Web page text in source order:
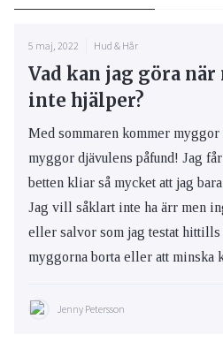
5 maj, 2022 Hud & Hår
Vad kan jag göra
inte hjälper?
Med sommaren kommer
myggor djävulens påfund! Jag
betten kliar så mycket att jag
Jag vill såklart inte ha ärr men
eller salvor som jag testat hittills
myggorna borta eller att minska
Jenny Petersson